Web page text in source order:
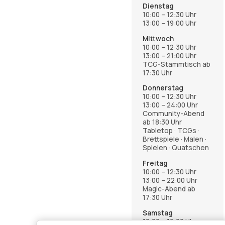
Dienstag
10:00 – 12:30 Uhr
13:00 – 19:00 Uhr
Mittwoch
10:00 – 12:30 Uhr
13:00 – 21:00 Uhr
TCG-Stammtisch ab
17:30 Uhr
Donnerstag
10:00 – 12:30 Uhr
13:00 – 24:00 Uhr
Community-Abend
ab 18:30 Uhr
Tabletop · TCGs ·
Brettspiele · Malen ·
Spielen · Quatschen
Freitag
10:00 – 12:30 Uhr
13:00 – 22:00 Uhr
Magic-Abend ab
17:30 Uhr
Samstag
12:00 – 16:00 Uhr